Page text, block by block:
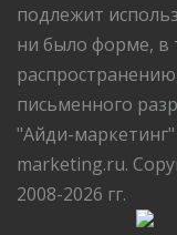
подлежит
ни было форме, в
письменного
"Айди-маркетинг"
marketing.ru.
2008-2026 гг.